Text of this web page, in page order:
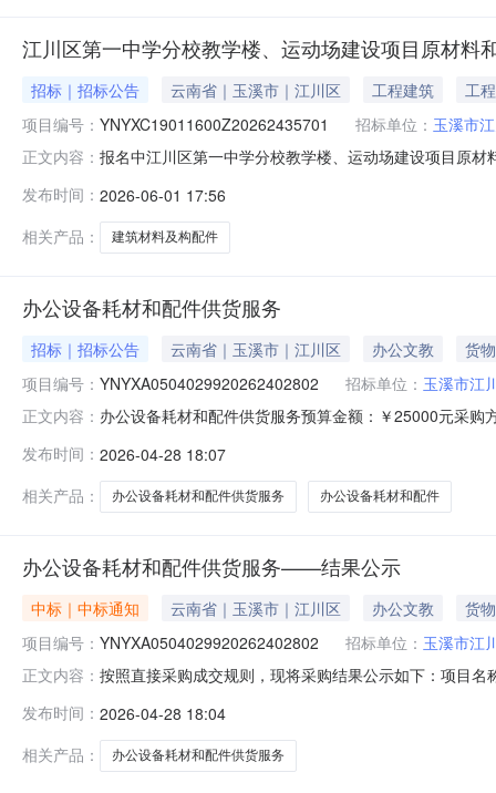
江川区第一中学分校教学楼、运动场建设项目原材料
招标｜招标公告 云南省｜玉溪市｜江川区 工程建筑
工程
项目编号： YNYXC19011600Z20262435701 招标单位： 玉溪市
正文内容： 报名中江川区第一中学分校教学楼、运动场建设项目原
下载1预览1联系人：***报名结束时间：2026-06-
发布时间： 2026-06-01 17:56
相关产品：
建筑材料及构配件
办公设备耗材和配件供货服务
招标｜招标公告 云南省｜玉溪市｜江川区 办公文教
货物
项目编号： YNYXA0504029920262402802 招标单位： 玉溪市江
正文内容： 办公设备耗材和配件供货服务预算金额：￥25000元采
发布时间： 2026-04-28 18:07
相关产品：
办公设备耗材和配件供货服务 办公设备耗材和配件
办公设备耗材和配件供货服务——结果公示
中标｜中标通知 云南省｜玉溪市｜江川区 办公文教
货物
项目编号： YNYXA0504029920262402802 招标单位： 玉溪市江
正文内容： 按照直接采购成交规则，现将采购结果公示如下：项目
交江川区兴达电脑经营部中选2026-04-2825000.0--
发布时间： 2026-04-28 18:04
相关产品：
办公设备耗材和配件供货服务